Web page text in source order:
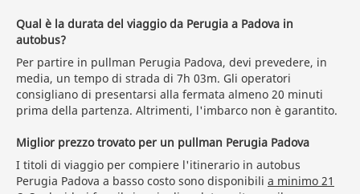
Qual è la durata del viaggio da Perugia a Padova in
autobus?
Per partire in pullman Perugia Padova, devi prevedere, in
media, un tempo di strada di 7h 03m. Gli operatori
consigliano di presentarsi alla fermata almeno 20 minuti
prima della partenza. Altrimenti, l'imbarco non è garantito.
Miglior prezzo trovato per un pullman Perugia Padova
I titoli di viaggio per compiere l'itinerario in autobus
Perugia Padova a basso costo sono disponibili a minimo 21